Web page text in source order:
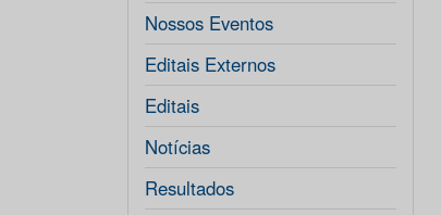
Nossos Eventos
Editais Externos
Editais
Notícias
Resultados